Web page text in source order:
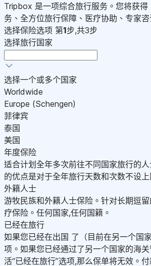
Tripbox 是一项综合旅行服务。您将获
务、全方位旅行保障、医疗协助、专家咨
选择保险选项 第1步,共3步
选择旅行国家
选择一个或多个国家
Worldwide
Europe (Schengen)
菲律宾
泰国
美国
年度保险
适合计划全年多次前往不同国家旅行的
的优点是对于全年旅行天数和次数不设上
外籍人士
游牧民族和外籍人士保险。针对长期逗
疗保险。任何国家,任何国籍。
已经在旅行
如果您已经在出国 了（目前在另一个国
项。如果您已经通过了另一个国家的海
活“已经在旅行”选项,那么保单将无效。